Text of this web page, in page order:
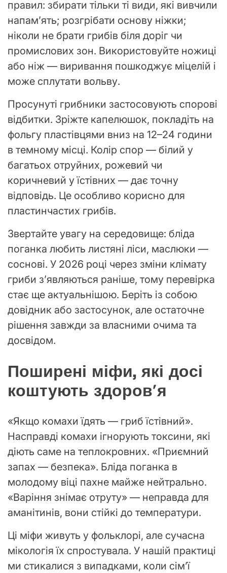
правил: збирати тільки ті види, які вивчили
напам’ять; розгрібати основу ніжки;
ніколи не брати грибів біля доріг чи
промислових зон. Використовуйте ножиці
або ніж — виривання пошкоджує міцелій і
може сплутати вольву.
Просунуті грибники застосовують спорові
відбитки. Зріжте капелюшок, покладіть на
фольгу пластівцями вниз на 12–24 години
в темному місці. Колір спор — білий у
багатьох отруйних, рожевий чи
коричневий у їстівних — дає точну
відповідь. Це особливо корисно для
пластинчастих грибів.
Звертайте увагу на середовище: бліда
поганка любить листяні ліси, маслюки —
соснові. У 2026 році через зміни клімату
гриби з’являються раніше, тому перевірка
стає ще актуальнішою. Беріть із собою
довідник або застосунок, але остаточне
рішення завжди за власними очима та
досвідом.
Поширені міфи, які досі
коштують здоров’я
«Якщо комахи їдять — гриб їстівний».
Насправді комахи ігнорують токсини, які
діють саме на теплокровних. «Приємний
запах — безпека». Бліда поганка в
молодому віці пахне майже нейтрально.
«Варіння знімає отруту» — неправда для
аманітинів, вони стійкі до температури.
Ці міфи живуть у фольклорі, але сучасна
мікологія їх спростувала. У нашій практиці
ми стикалися з випадками, коли сім’ї